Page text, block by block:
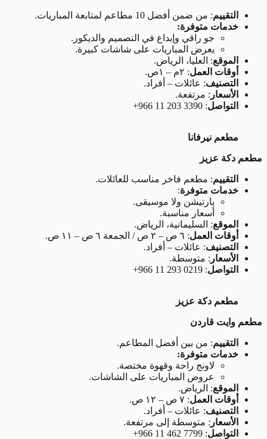
التقييم: من ضمن أفضل 10 مطاعم لمتابعة المباريات.
خدمات متوفرة:
جو راقي وإبداع في التصميم والديكور.
يعرض المباريات على شاشات كبيرة.
الموقع: العليا، الرياض.
أوقات العمل: ٢م – ١ص.
التصنيف: عائلات – أفراد.
الأسعار : مرتفعة.
التواصل: ‏‪+966 11 203 3390‬‏
مطعم نيرفانا
مطعم دكة عزيز
التقييم: مطعم فاخر مناسب للعائلات.
خدمات متوفرة:
بارتيشن ولا موسيقى.
أسعار مناسبة.
الموقع: السليمانية، الرياض.
أوقات العمل: ٦ ص – ٢ ص / الجمعة ٦ ص – ١١ ص.
التصنيف: عائلات – أفراد.
الأسعار : متوسطة.
التواصل: ‏‪+966 11 293 0219‬‏
مطعم دكة عزيز
مطعم وايت قاردن
التقييم: من بين أفضل المطاعم.
خدمات متوفرة:
لاونج راحة وقهوة مختصة.
عروض المباريات على الشاشات.
الموقع: الرياض.
أوقات العمل: ٧ ص – ١٢ ص.
التصنيف: عائلات – أفراد.
الأسعار : متوسطة إلى مرتفعة.
التواصل: ‪+966 11 462 7799‬‏